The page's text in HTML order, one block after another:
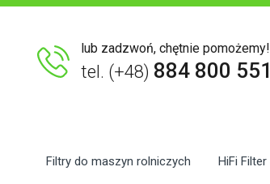
lub zadzwoń, chętnie pomożemy!
tel. (+48) 884 800 551
Filtry do maszyn rolniczych HiFi Filter